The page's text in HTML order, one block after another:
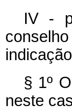
IV -
§ 1º
neste